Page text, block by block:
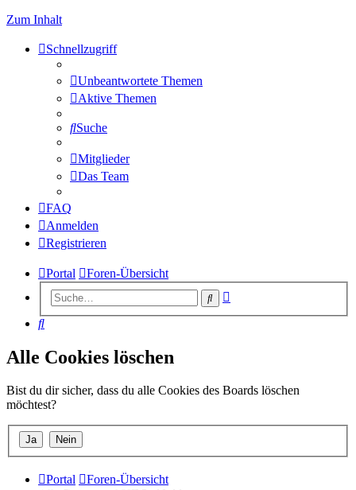
Zum Inhalt
Schnellzugriff
Unbeantwortete Themen
Aktive Themen
Suche
Mitglieder
Das Team
FAQ
Anmelden
Registrieren
Portal Foren-Übersicht
Suche
Suche
Alle Cookies löschen
Bist du dir sicher, dass du alle Cookies des Boards löschen
möchtest?
Portal
Foren-Übersicht